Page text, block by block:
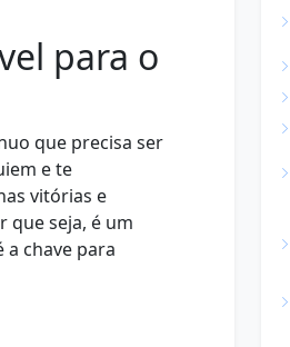
para o
que precisa ser
e te
vitórias e
que seja, é um
a chave para